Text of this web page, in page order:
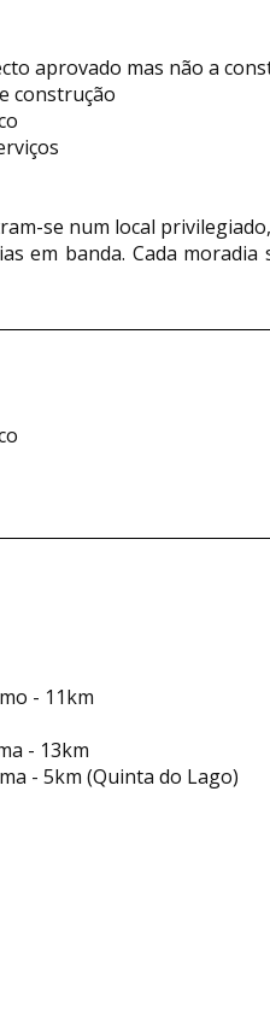
aprovado mas não a
construção
se num local
em banda. Cada
- 11km
- 13km
- 5km (Quinta do Lago)